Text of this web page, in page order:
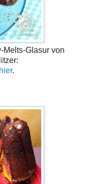
Melts-Glasur von
hier.